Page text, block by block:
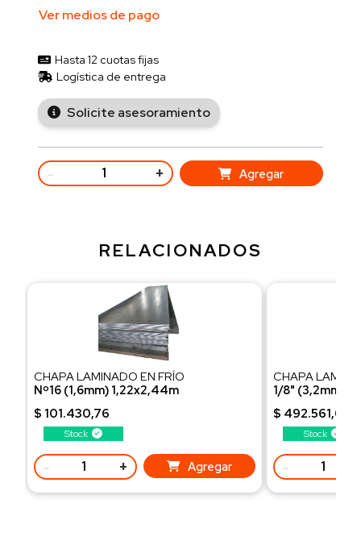
Ver medios de pago
Hasta 12 cuotas fijas
Logística de entrega
Solicite asesoramiento
- + Agregar
RELACIONADOS
Stock
CHAPA LAMINADO EN FRÍO
Nº16 (1,6mm) 1,22x2,44m
$ 101.430,76
- + Agregar
Stock
CHAPA
1/8" (3,2mm)
retiralo en
VIEJO o
$ 492.561,65
-